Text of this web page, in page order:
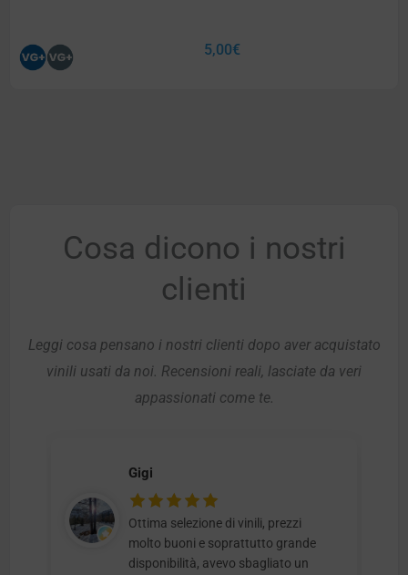
5,00€
Cosa dicono i nostri
clienti
Leggi cosa pensano i nostri clienti dopo aver acquistato
vinili usati da noi. Recensioni reali, lasciate da veri
appassionati come te.
Gigi
Ottima selezione di vinili, prezzi
molto buoni e soprattutto grande
disponibilità, avevo sbagliato un